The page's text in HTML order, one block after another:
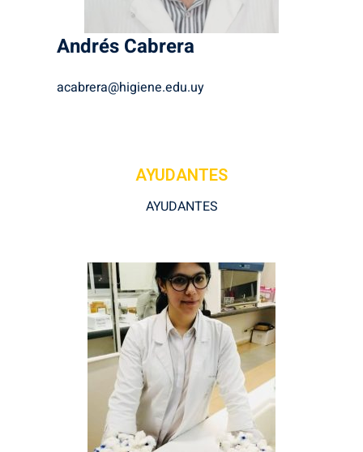
Andrés Cabrera
acabrera@higiene.edu.uy
AYUDANTES
AYUDANTES